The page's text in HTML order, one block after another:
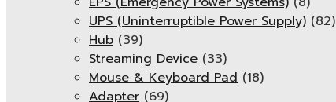
UPS (Uninterruptible Power Supply) (82)
Hub (39)
Streaming Device (33)
Mouse & Keyboard Pad (18)
Adapter (69)